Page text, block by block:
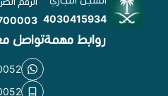
4030415934
روابط مهمةتواصل